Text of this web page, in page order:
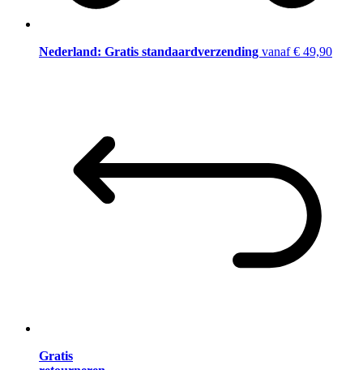
Nederland: Gratis standaardverzending vanaf € 49,90
Gratis